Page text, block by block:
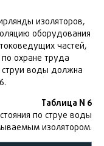
изоляторов,
оборудования
частей,
по охране труда
струи воды должна
Таблица N 6
по струе воды
изолятором.